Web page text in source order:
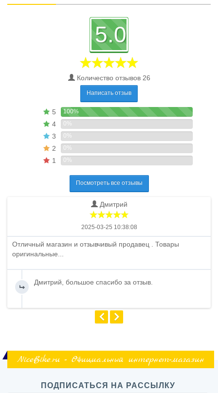
5.0
Количество отзывов 26
Написать отзыв
5 100%
4 0%
3 0%
2 0%
1 0%
Посмотреть все отзывы
Дмитрий
2025-03-25 10:38:08
Отличный магазин и отзывчивый продавец . Товары
оригинальные...
Дмитрий, большое спасибо за отзыв.
NiceBike.ru - Официальный интернет-магазин
ПОДПИСАТЬСЯ НА РАССЫЛКУ